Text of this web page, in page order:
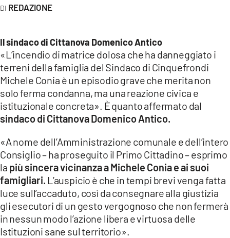
LaC
Network
LACPLAY.IT
LACTV.IT
LACONAIR.IT
LACITYMAG.IT
ILREGGINO.IT
COSENZACHANNEL.IT
ILVIBONESE.IT
CATANZAROCHANNEL.IT
REDAZIONE
Il sindaco di Cittanova Domenico Antico
«L’incendio di matrice dolosa che ha danneggiato i
terreni della famiglia del Sindaco di Cinquefrondi
Michele Conia è un episodio grave che merita non
solo ferma condanna, ma una reazione civica e
istituzionale concreta». È quanto affermato dal
sindaco di Cittanova Domenico Antico.
«A nome dell’Amministrazione comunale e dell’intero
Consiglio – ha proseguito il Primo Cittadino – esprimo
la più sincera vicinanza a Michele Conia e ai suoi
famigliari. L’auspicio è che in tempi brevi venga fatta
luce sull’accaduto, così da consegnare alla giustizia
gli esecutori di un gesto vergognoso che non fermerà
in nessun modo l’azione libera e virtuosa delle
Istituzioni sane sul territorio».